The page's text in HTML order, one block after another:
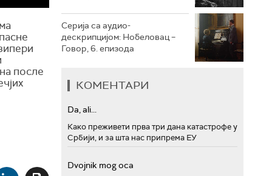
после
Серија са аудио-
дескрипцијом: Нобеловац –
Говор, 6. епизода
КОМЕНТАРИ
Da, ali...
Како преживети прва три дана катастрофе у
Србији, и за шта нас припрема ЕУ
Dvojnik mog oca